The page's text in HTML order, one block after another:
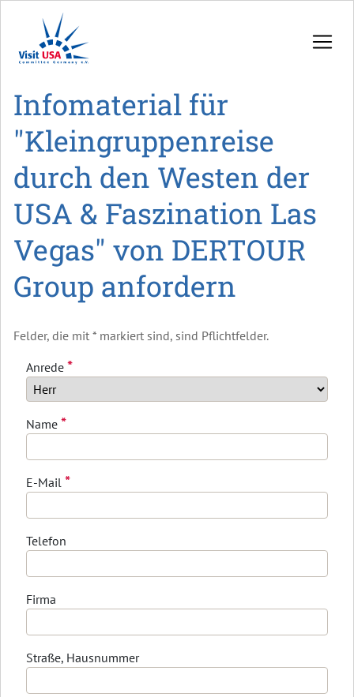
Infomaterial für
"Kleingruppenreise
durch den Westen der
USA & Faszination Las
Vegas" von DERTOUR
Group anfordern
Felder, die mit * markiert sind, sind Pflichtfelder.
Anrede *
Name *
E-Mail *
Telefon
Firma
Straße, Hausnummer